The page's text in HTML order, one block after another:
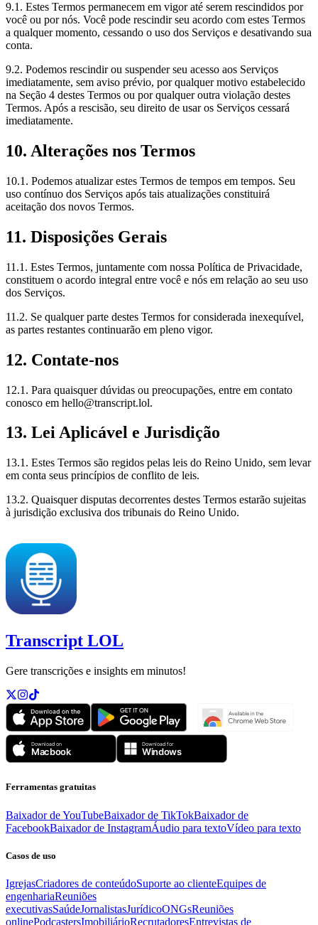
9.1. Estes Termos permanecem em vigor até serem rescindidos por
você ou por nós. Você pode rescindir seu acordo com estes Termos
a qualquer momento, cessando o uso dos Serviços e desativando sua
conta.
9.2. Podemos rescindir ou suspender seu acesso aos Serviços
imediatamente, sem aviso prévio, por qualquer motivo estabelecido
na Seção 4 destes Termos ou por qualquer outra violação destes
Termos. Após a rescisão, seu direito de usar os Serviços cessará
imediatamente.
10. Alterações nos Termos
10.1. Podemos atualizar estes Termos de tempos em tempos. Seu
uso contínuo dos Serviços após tais atualizações constituirá
aceitação dos novos Termos.
11. Disposições Gerais
11.1. Estes Termos, juntamente com nossa Política de Privacidade,
constituem o acordo integral entre você e nós em relação ao seu uso
dos Serviços.
11.2. Se qualquer parte destes Termos for considerada inexequível,
as partes restantes continuarão em pleno vigor.
12. Contate-nos
12.1. Para quaisquer dúvidas ou preocupações, entre em contato
conosco em hello@transcript.lol.
13. Lei Aplicável e Jurisdição
13.1. Estes Termos são regidos pelas leis do Reino Unido, sem levar
em conta seus princípios de conflito de leis.
13.2. Quaisquer disputas decorrentes destes Termos estarão sujeitas
à jurisdição exclusiva dos tribunais do Reino Unido.
Transcript LOL
Gere transcrições e insights em minutos!
Ferramentas gratuitas
Baixador de YouTubeBaixador de TikTokBaixador de
FacebookBaixador de InstagramÁudio para textoVídeo para texto
Casos de uso
IgrejasCriadores de conteúdoSuporte ao clienteEquipes de
engenhariaReuniões
executivasSaúdeJornalistasJurídicoONGsReuniões
onlinePodcastersImobiliárioRecrutadoresEntrevistas de